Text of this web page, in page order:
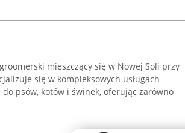
mieszczący się w Nowej Soli przy
się w kompleksowych usługach
psów, kotów i świnek, oferując zarówno